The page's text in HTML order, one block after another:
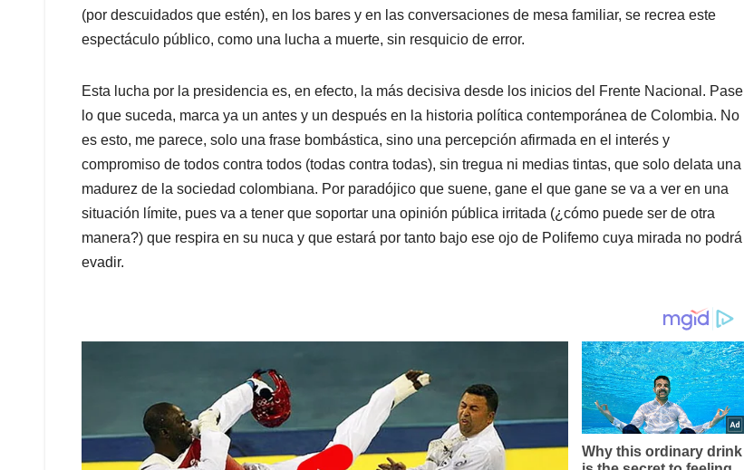
(por descuidados que estén), en los bares y en las conversaciones de mesa familiar, se recrea este
espectáculo público, como una lucha a muerte, sin resquicio de error.
Esta lucha por la presidencia es, en efecto, la más decisiva desde los inicios del Frente Nacional. Pase
lo que suceda, marca ya un antes y un después en la historia política contemporánea de Colombia. No
es esto, me parece, solo una frase bombástica, sino una percepción afirmada en el interés y
compromiso de todos contra todos (todas contra todas), sin tregua ni medias tintas, que solo delata una
madurez de la sociedad colombiana. Por paradójico que suene, gane el que gane se va a ver en una
situación límite, pues va a tener que soportar una opinión pública irritada (¿cómo puede ser de otra
manera?) que respira en su nuca y que estará por tanto bajo ese ojo de Polifemo cuya mirada no podrá
evadir.